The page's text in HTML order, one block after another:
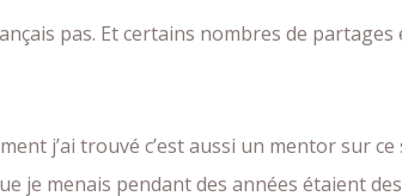
pas. Et certains nombres de
j’ai trouvé c’est aussi un mentor sur
je menais pendant des années étaient